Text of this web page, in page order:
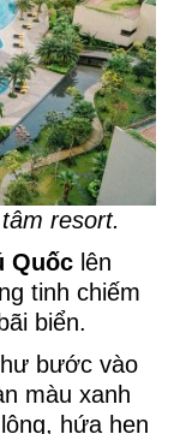
resort.
Quốc lên
tinh chiếm
biển.
bước vào
màu xanh
hứa hẹn